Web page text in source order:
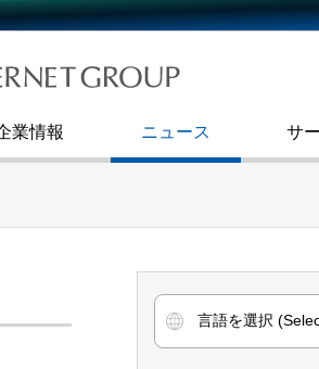
業情報
社史
ニュース サ
ュリティ事業
ン
インクルージョン
ープ成長戦略・
よくあるご